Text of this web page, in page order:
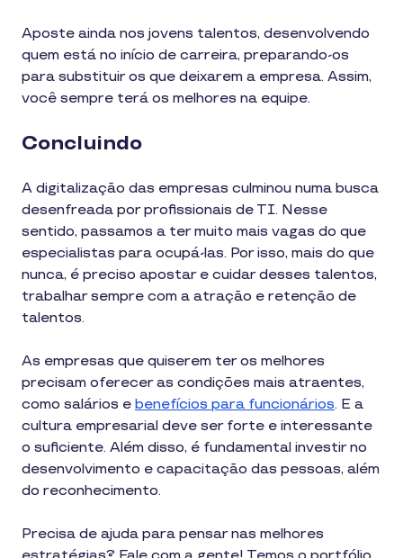
Aposte ainda nos jovens talentos, desenvolvendo
quem está no início de carreira, preparando-os
para substituir os que deixarem a empresa. Assim,
você sempre terá os melhores na equipe.
Concluindo
A digitalização das empresas culminou numa busca
desenfreada por profissionais de TI. Nesse
sentido, passamos a ter muito mais vagas do que
especialistas para ocupá-las. Por isso, mais do que
nunca, é preciso apostar e cuidar desses talentos,
trabalhar sempre com a atração e retenção de
talentos.
As empresas que quiserem ter os melhores
precisam oferecer as condições mais atraentes,
como salários e benefícios para funcionários. E a
cultura empresarial deve ser forte e interessante
o suficiente. Além disso, é fundamental investir no
desenvolvimento e capacitação das pessoas, além
do reconhecimento.
Precisa de ajuda para pensar nas melhores